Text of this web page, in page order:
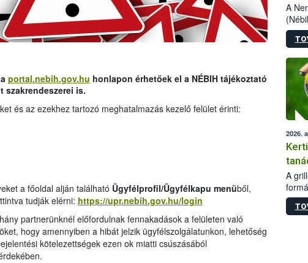
portal.nebih.gov.hu honlapon érhetőek el a NÉBIH tájékoztató
szakrendeszerei is.
és az ezekhez tartozó meghatalmazás kezelő felület érinti:
a főoldal alján található Ügyfélprofil/Ügyfélkapu menüből,
tudják elérni: https://upr.nebih.gov.hu/login
partnerünknél előfordulnak fennakadások a felületen való
hogy amennyiben a hibát jelzik ügyfélszolgálatunkon, lehetőség
kötelezettségek ezen ok miatti csúszásából
A
Az
2026.
A